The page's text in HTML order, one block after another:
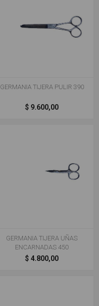
GERMANIA TIJERA PULIR 390
$ 9.600,00
GERMANIA TIJERA UÑAS
ENCARNADAS 450
$ 4.800,00